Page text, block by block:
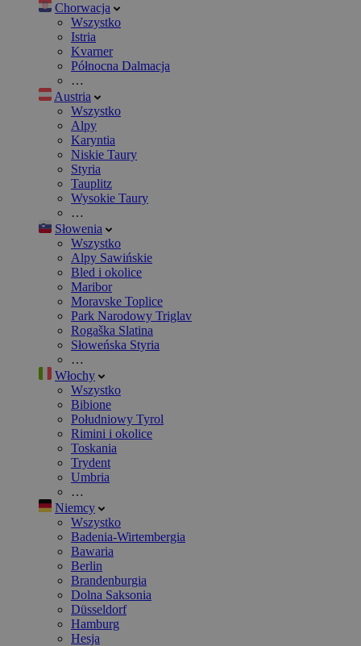
Chorwacja
Wszystko
Istria
Kvarner
Północna Dalmacja
…
Austria
Wszystko
Alpy
Karyntia
Niskie Taury
Styria
Tauplitz
Wysokie Taury
…
Słowenia
Wszystko
Alpy Sawińskie
Bled i okolice
Maribor
Moravske Toplice
Park Narodowy Triglav
Rogaška Slatina
Słoweńska Styria
…
Włochy
Wszystko
Bibione
Południowy Tyrol
Rimini i okolice
Toskania
Trydent
Umbria
…
Niemcy
Wszystko
Badenia-Wirtembergia
Bawaria
Berlin
Brandenburgia
Dolna Saksonia
Düsseldorf
Hamburg
Hesja